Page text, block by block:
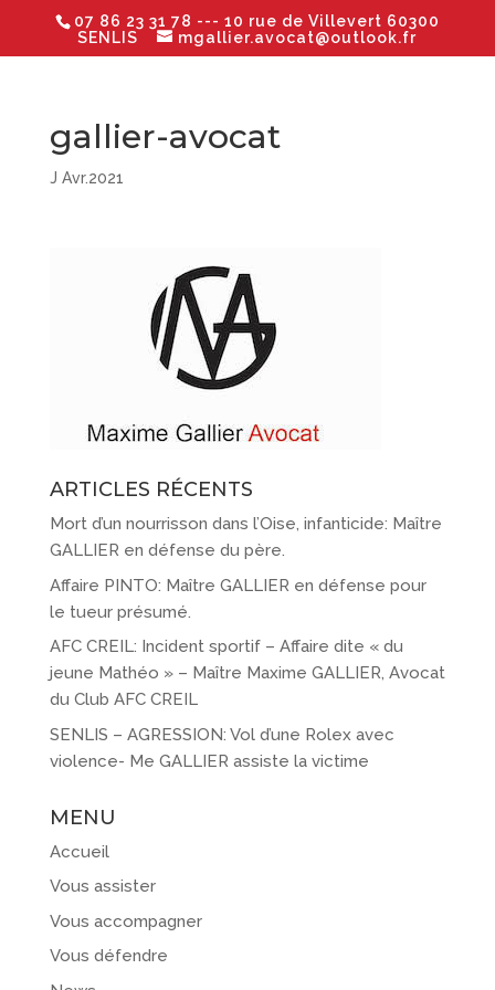
07 86 23 31 78 --- 10 rue de Villevert 60300
SENLIS
mgallier.avocat@outlook.fr
gallier-avocat
J Avr.2021
ARTICLES RÉCENTS
Mort d’un nourrisson dans l’Oise, infanticide: Maître
GALLIER en défense du père.
Affaire PINTO: Maître GALLIER en défense pour
le tueur présumé.
AFC CREIL: Incident sportif – Affaire dite « du
jeune Mathéo » – Maître Maxime GALLIER, Avocat
du Club AFC CREIL
SENLIS – AGRESSION: Vol d’une Rolex avec
violence- Me GALLIER assiste la victime
MENU
Accueil
Vous assister
Vous accompagner
Vous défendre